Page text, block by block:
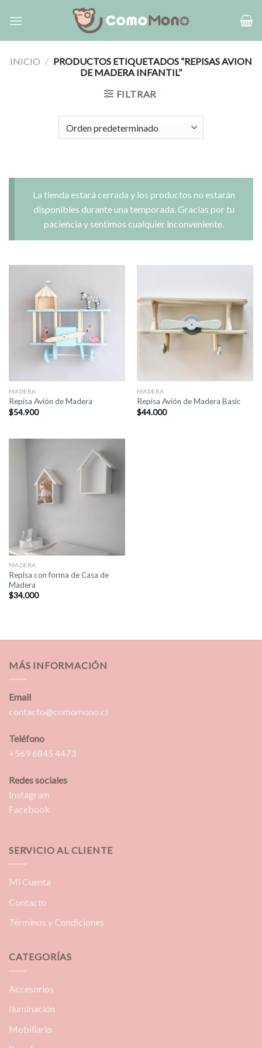
INICIO / PRODUCTOS ETIQUETADOS “REPISAS AVION
DE MADERA INFANTIL”
FILTRAR
La tienda estará cerrada y los productos no estarán
disponibles durante una temporada. Gracias por tu
paciencia y sentimos cualquier inconveniente.
MADERA
Repisa Avión de Madera
$54.900
MADERA
Repisa Avión de Madera Basic
$44.000
MADERA
Repisa con forma de Casa de
Madera
$34.000
MÁS INFORMACIÓN
Email
contacto@comomono.cl
Teléfono
+569 6845 4473
Redes sociales
Instagram
Facebook
SERVICIO AL CLIENTE
Mi Cuenta
Contacto
Términos y Condiciones
CATEGORÍAS
Accesorios
Iluminación
Mobiliario